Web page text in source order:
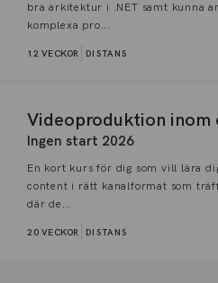
bra arkitektur i .NET samt kunna
komplexa pro...
12 VECKOR DISTANS
Videoproduktion inom
Ingen start 2026
En kort kurs för dig som vill lära
content i rätt kanalformat som
där de...
20 VECKOR DISTANS